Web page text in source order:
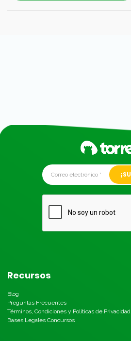
Alternative:
Recursos
Blog
Preguntas Frecuentes
Términos, Condiciones y Políticas de Privacidad
Bases Legales Concursos